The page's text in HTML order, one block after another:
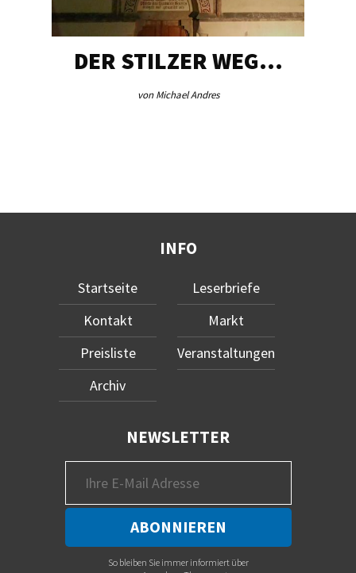
DER STILZER WEG…
von Michael Andres
INFO
Startseite
Kontakt
Preisliste
Archiv
Leserbriefe
Markt
Veranstaltungen
NEWSLETTER
So bleiben Sie immer informiert über